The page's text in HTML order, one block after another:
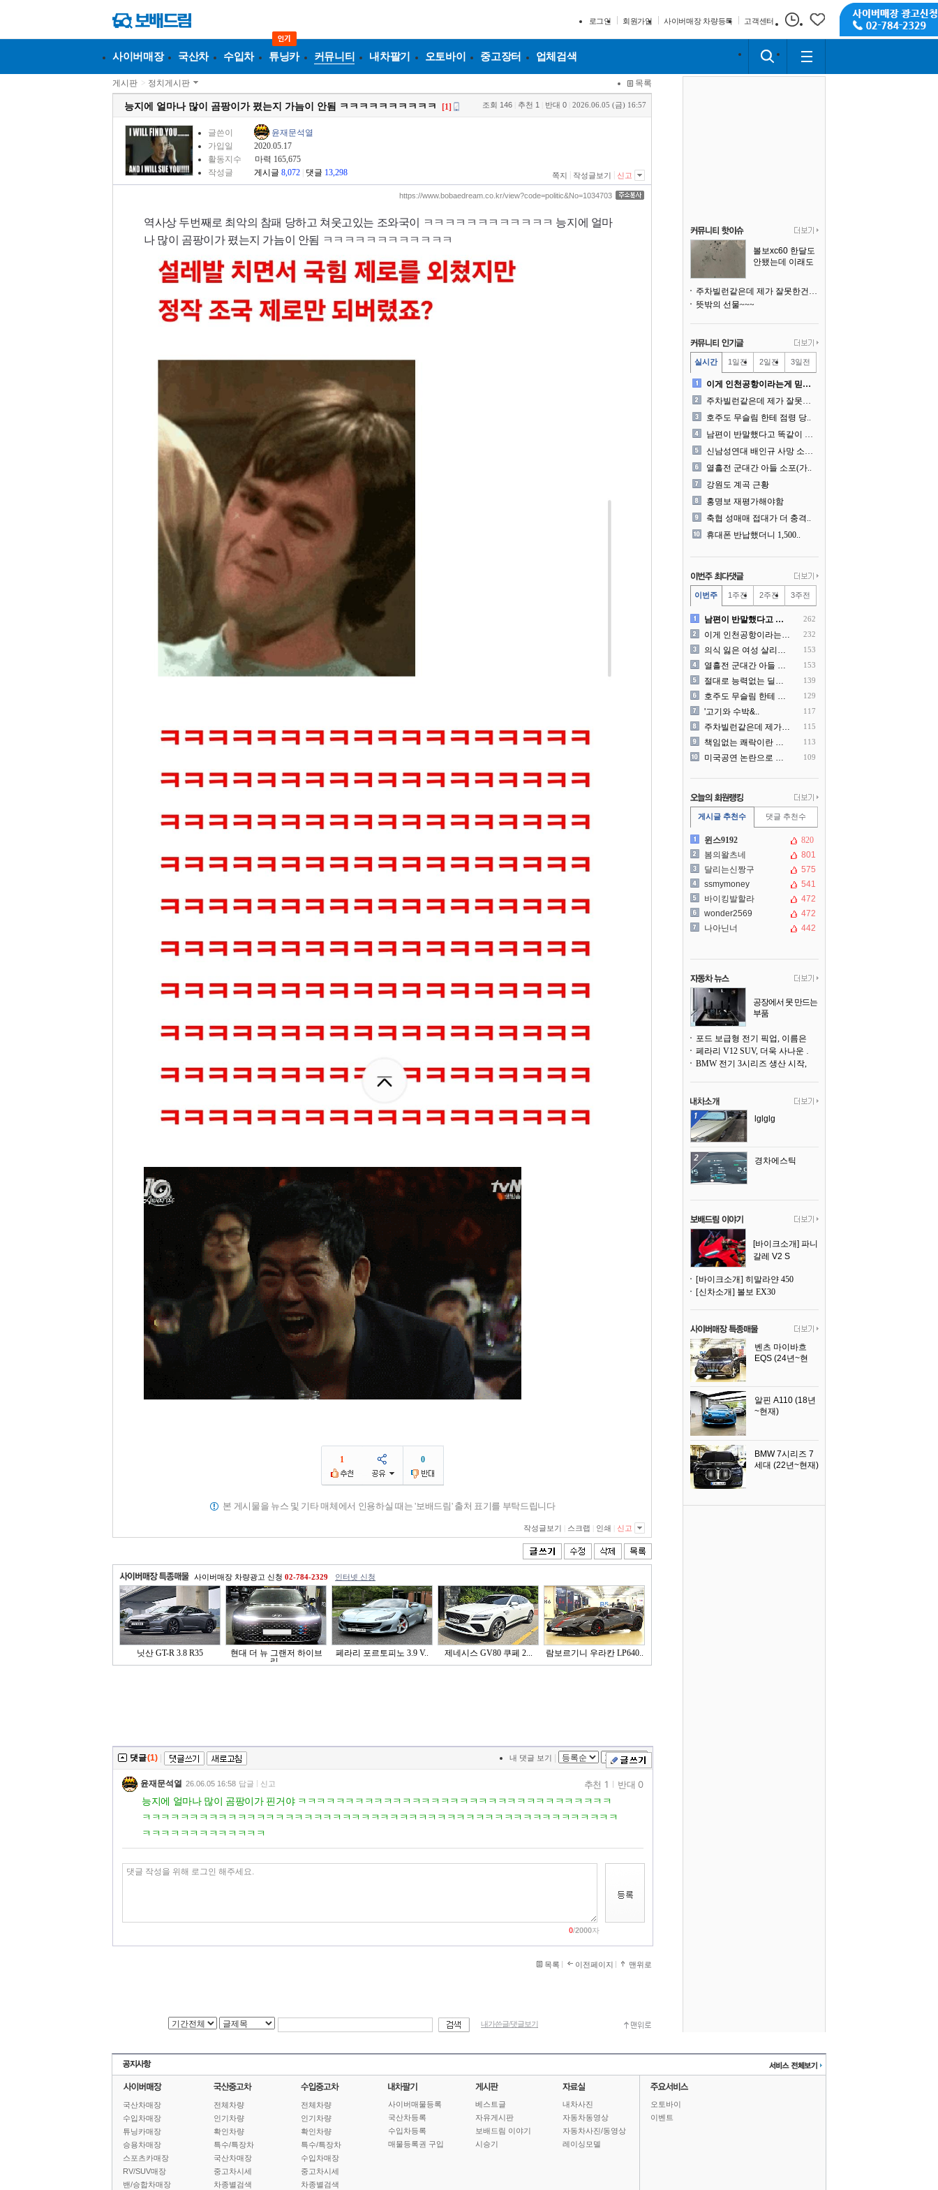
로그인 회원가입 사이버매장 차량등록 고객센터
사이버매장 국산차 수입차 튜닝카 커뮤니티 내차팔기 오토바이 중고장터 업체검색
게시판 > 정치게시판 목록
능지에 얼마나 많이 곰팡이가 폈는지 가늠이 안됨 ㅋㅋㅋㅋㅋㅋㅋㅋㅋㅋ [1] 조회 146 추천 1 반대 0 2026.06.05 (금) 16:57
글쓴이
윤재문석열
가입일
2020.05.17
활동지수
마력 165,675
작성글
게시글 8,072 댓글 13,298 쪽지 작성글보기 신고
https://www.bobaedream.co.kr/view?code=politic&No=1034703
역사상 두번째로 최악의 참패 당하고 쳐웃고있는 조와국이 ㅋㅋㅋㅋㅋㅋㅋㅋㅋㅋㅋㅋ 능지에 얼마
나 많이 곰팡이가 폈는지 가늠이 안됨 ㅋㅋㅋㅋㅋㅋㅋㅋㅋㅋㅋㅋ
1 0
본 게시물을 뉴스 및 기타 매체에서 인용하실 때는 '보배드림' 출처 표기를 부탁드립니다
작성글보기 스크랩 인쇄 신고
사이버매장 차량광고 신청 02-784-2329 인터넷 신청
닛산 GT-R 3.8 R35
현대 더 뉴 그랜저 하이브
리..
페라리 포르토피노 3.9 V.. 제네시스 GV80 쿠페 2... 람보르기니 우라칸 LP640..
댓글(1) | 내 댓글 보기 |
윤재문석열 26.06.05 16:58 답글 신고
능지에 얼마나 많이 곰팡이가 핀거야 ㅋㅋㅋㅋㅋㅋㅋㅋㅋㅋㅋㅋㅋㅋㅋㅋㅋㅋㅋㅋㅋㅋㅋㅋㅋㅋㅋㅋㅋㅋㅋㅋㅋ
ㅋㅋㅋㅋㅋㅋㅋㅋㅋㅋㅋㅋㅋㅋㅋㅋㅋㅋㅋㅋㅋㅋㅋㅋㅋㅋㅋㅋㅋㅋㅋㅋㅋㅋㅋㅋㅋㅋㅋㅋㅋㅋㅋㅋㅋㅋㅋㅋㅋㅋ
ㅋㅋㅋㅋㅋㅋㅋㅋㅋㅋㅋㅋㅋ
추천 1 반대 0
0/2000자
목록 이전페이지 맨위로
내가쓴글/댓글보기
볼보xc60 한달도
안됐는데 이래도
주차빌런같은데 제가 잘못한건가요
뜻밖의 선물~~~
실시간 1일전 2일전 3일전
이게 인천공항이라는게 믿겨지..
주차빌런같은데 제가 잘못한건..
호주도 무슬림 한테 점령 당..
남편이 반말했다고 똑같이 반..
신남성연대 배인규 사망 소식..
열흘전 군대간 아들 소포(가..
강원도 계곡 근황
홍명보 재평가해야함
축협 성매매 접대가 더 충격..
휴대폰 반납했더니 1,500..
이번주 1주전 2주전 3주전
남편이 반말했다고 똑같이 반.. 262
이게 인천공항이라는게 믿겨지.. 232
의식 잃은 여성 살리려다 성.. 153
열흘전 군대간 아들 소포(가.. 153
절대로 능력없는 딜러를 쓰지.. 139
호주도 무슬림 한테 점령 당.. 129
'고기와 수박&.. 117
주차빌런같은데 제가 잘못한건.. 115
책임없는 쾌락이란 말에 빡친.. 113
미국공연 논란으로 지금 다시.. 109
게시글 추천수 댓글 추천수
윈스9192
820
봄의왈츠네
801
달리는신짱구
575
ssmymoney
541
바이킹발할라
472
wonder2569
472
나아닌너
442
공장에서 못 만드는
부품
어낸다
페라리 V12 SUV, 더욱 사나운 얼굴로 돌아온다
lglglg
경차에스틱
[바이크소개] 파니
갈레 V2 S
[바이크소개] 히말라얀 450
[신차소개] 볼보 EX30
벤츠 마이바흐
EQS (24년~현
알핀 A110 (18년
~현재)
BMW 7시리즈 7
세대 (22년~현재)
국산차매장
수입차매장
튜닝카매장
승용차매장
스포츠카매장
RV/SUV매장
밴/승합차매장
전체차량
인기차량
확인차량
특수/특장차
국산차매장
중고차시세
차종별검색
전체차량
인기차량
확인차량
특수/특장차
수입차매장
중고차시세
차종별검색
사이버매물등록
국산차등록
수입차등록
매물등록권 구입
베스트글
자유게시판
보배드림 이야기
시승기
내차사진
자동차동영상
자동차사진/동영상
레이싱모델
오토바이
이벤트